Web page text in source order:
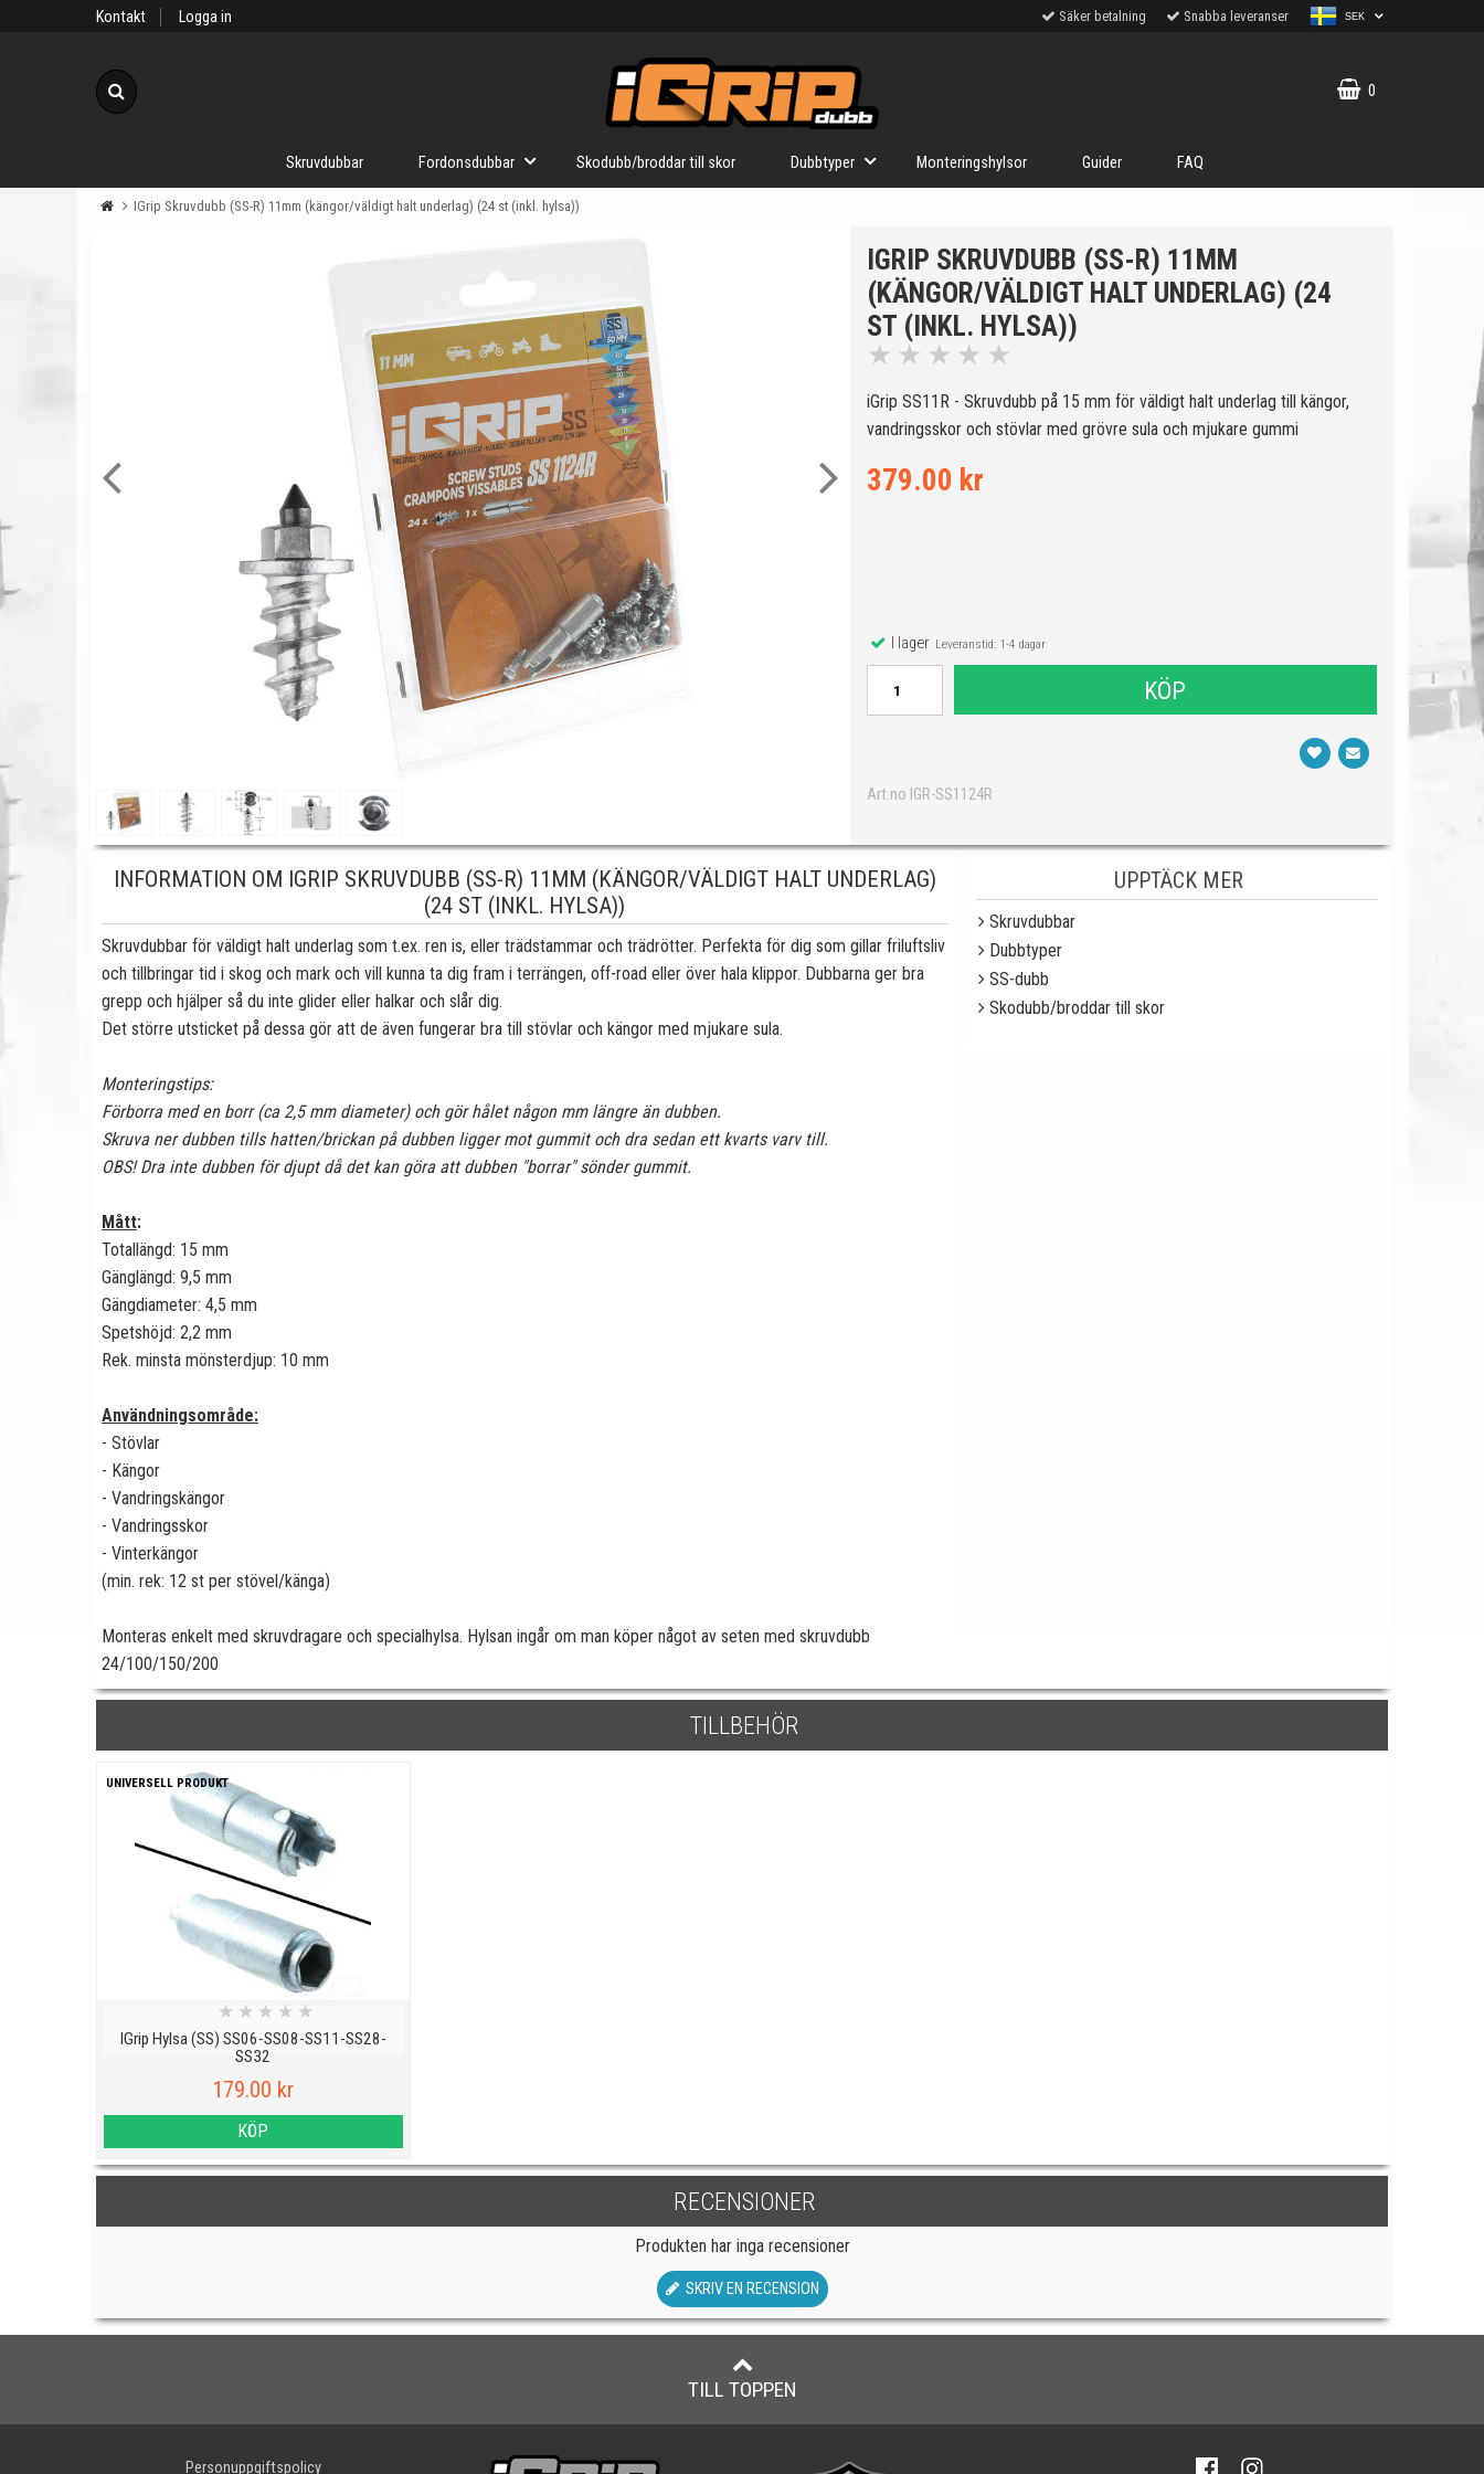
Kontakt Logga in Säker betalning Snabba leveranser SEK
0
Skruvdubbar Fordonsdubbar Skodubb/broddar till skor Dubbtyper Monteringshylsor Guider FAQ
IGrip Skruvdubb (SS-R) 11mm (kängor/väldigt halt underlag) (24 st (inkl. hylsa))
IGRIP SKRUVDUBB (SS-R) 11MM
(KÄNGOR/VÄLDIGT HALT UNDERLAG) (24
ST (INKL. HYLSA))
★ ★ ★ ★ ★
iGrip SS11R - Skruvdubb på 15 mm för väldigt halt underlag till kängor,
vandringsskor och stövlar med grövre sula och mjukare gummi
379.00 kr
I lagerLeveranstid: 1-4 dagar
KÖP
Art.no IGR-SS1124R
INFORMATION OM IGRIP SKRUVDUBB (SS-R) 11MM (KÄNGOR/VÄLDIGT HALT UNDERLAG)
(24 ST (INKL. HYLSA))
Skruvdubbar för väldigt halt underlag som t.ex. ren is, eller trädstammar och trädrötter. Perfekta för dig som gillar friluftsliv
och tillbringar tid i skog och mark och vill kunna ta dig fram i terrängen, off-road eller över hala klippor. Dubbarna ger bra
grepp och hjälper så du inte glider eller halkar och slår dig.
Det större utsticket på dessa gör att de även fungerar bra till stövlar och kängor med mjukare sula.
Monteringstips:
Förborra med en borr (ca 2,5 mm diameter) och gör hålet någon mm längre än dubben.
Skruva ner dubben tills hatten/brickan på dubben ligger mot gummit och dra sedan ett kvarts varv till.
OBS! Dra inte dubben för djupt då det kan göra att dubben "borrar" sönder gummit.
Mått:
Totallängd: 15 mm
Gänglängd: 9,5 mm
Gängdiameter: 4,5 mm
Spetshöjd: 2,2 mm
Rek. minsta mönsterdjup: 10 mm
Användningsområde:
- Stövlar
- Kängor
- Vandringskängor
- Vandringsskor
- Vinterkängor
(min. rek: 12 st per stövel/känga)
Monteras enkelt med skruvdragare och specialhylsa. Hylsan ingår om man köper något av seten med skruvdubb
24/100/150/200
UPPTÄCK MER
Skruvdubbar
Dubbtyper
SS-dubb
Skodubb/broddar till skor
TILLBEHÖR
UNIVERSELL PRODUKT
IGrip Hylsa (SS) SS06-SS08-SS11-SS28-
SS32
★ ★ ★ ★ ★
179.00 kr
KÖP
RECENSIONER
Produkten har inga recensioner
SKRIV EN RECENSION
TILL TOPPEN
Personuppgiftspolicy